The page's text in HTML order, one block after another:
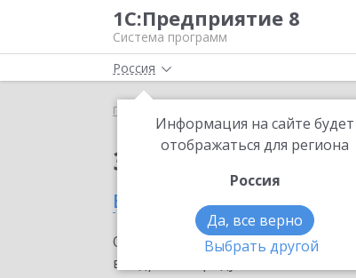
1С:Предприятие 8
Система программ
Россия
Информация на сайте будет
отображаться для региона
Россия
Да, все верно
Выбрать другой
Главная
Заказать
в Воткинске
Ознакомьтесь с
внедрение продукта.